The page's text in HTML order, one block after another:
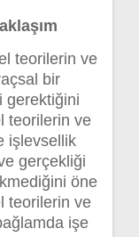
teorilerin ve
bir
gerektiğini
teorilerin ve
işlevsellik
gerçekliği
öne
teorilerin ve
işe